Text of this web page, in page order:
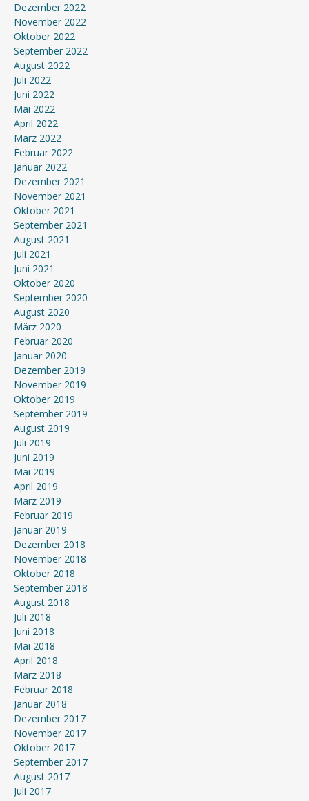
Dezember 2022
November 2022
Oktober 2022
September 2022
August 2022
Juli 2022
Juni 2022
Mai 2022
April 2022
März 2022
Februar 2022
Januar 2022
Dezember 2021
November 2021
Oktober 2021
September 2021
August 2021
Juli 2021
Juni 2021
Oktober 2020
September 2020
August 2020
März 2020
Februar 2020
Januar 2020
Dezember 2019
November 2019
Oktober 2019
September 2019
August 2019
Juli 2019
Juni 2019
Mai 2019
April 2019
März 2019
Februar 2019
Januar 2019
Dezember 2018
November 2018
Oktober 2018
September 2018
August 2018
Juli 2018
Juni 2018
Mai 2018
April 2018
März 2018
Februar 2018
Januar 2018
Dezember 2017
November 2017
Oktober 2017
September 2017
August 2017
Juli 2017